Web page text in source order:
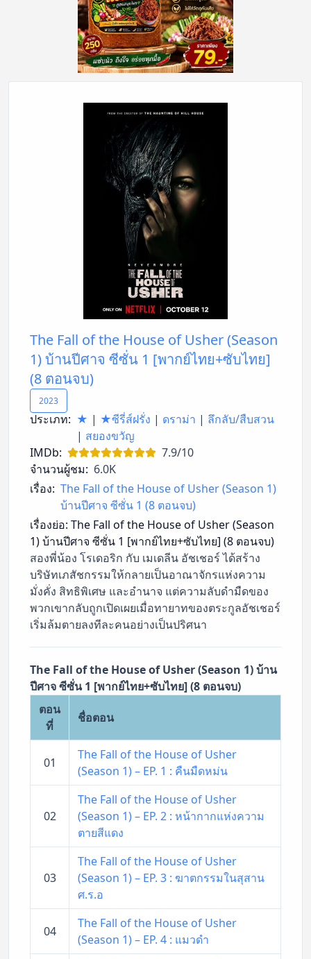
The Fall of the House of Usher (Season
1) บ้านปีศาจ ซีซั่น 1 [พากย์ไทย+ซับไทย]
(8 ตอนจบ)
2023
ประเภท: ★ | ★ซีรี่ส์ฝรั่ง | ดราม่า | ลึกลับ/สืบสวน
| สยองขวัญ
IMDb:
7.9/10
จำนวนผู้ชม: 6.0K
เรื่อง: The Fall of the House of Usher (Season 1)
บ้านปีศาจ ซีซั่น 1 (8 ตอนจบ)
เรื่องย่อ: The Fall of the House of Usher (Season
1) บ้านปีศาจ ซีซั่น 1 [พากย์ไทย+ซับไทย] (8 ตอนจบ)
สองพี่น้อง โรเดอริก กับ เมเดลีน อัชเชอร์ ได้สร้าง
บริษัทเภสัชกรรมให้กลายเป็นอาณาจักรแห่งความ
มั่งคั่ง สิทธิพิเศษ และอำนาจ แต่ความลับดำมืดของ
พวกเขากลับถูกเปิดเผยเมื่อทายาทของตระกูลอัชเชอร์
เริ่มล้มตายลงทีละคนอย่างเป็นปริศนา
The Fall of the House of Usher (Season 1) บ้าน
ปีศาจ ซีซั่น 1 [พากย์ไทย+ซับไทย] (8 ตอนจบ)
ตอน
ที่
ชื่อตอน
01
The Fall of the House of Usher
(Season 1) – EP. 1 : คืนมืดหม่น
02
The Fall of the House of Usher
(Season 1) – EP. 2 : หน้ากากแห่งความ
ตายสีแดง
03
The Fall of the House of Usher
(Season 1) – EP. 3 : ฆาตกรรมในสุสาน
ศ.ร.อ
04
The Fall of the House of Usher
(Season 1) – EP. 4 : แมวดำ